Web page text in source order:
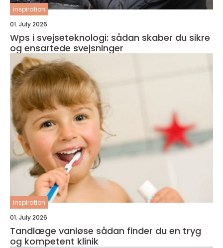
inspiration
01. July 2026
Wps i svejseteknologi: sådan skaber du sikre
og ensartede svejsninger
inspiration
01. July 2026
Tandlæge vanløse sådan finder du en tryg
og kompetent klinik